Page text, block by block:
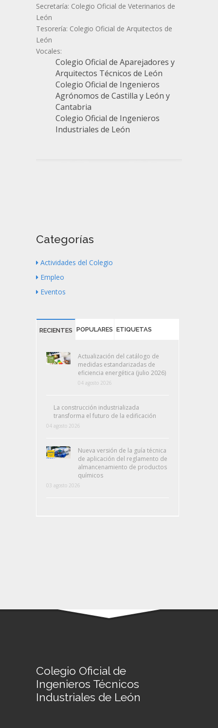
Secretaría: Colegio Oficial de Veterinarios de
León
Tesorería: Colegio Oficial de Arquitectos de
León
Vocales:
Colegio Oficial de Aparejadores y
Arquitectos Técnicos de León
Colegio Oficial de Ingenieros
Agrónomos de Castilla y León y
Cantabria
Colegio Oficial de Ingenieros
Industriales de León
Categorías
Actividades del Colegio
Empleo
Eventos
RECIENTES POPULARES ETIQUETAS
Actualización del catálogo de
medidas estandarizadas de
eficiencia energética (julio 2026)
04 agosto 2026
La construcción industrializada
transforma el futuro de la edificación
04 agosto 2026
Nueva versión de la guía técnica
de aplicación del reglamento de
almancenamiento de productos
químicos
03 agosto 2026
Colegio Oficial de
Ingenieros Técnicos
Industriales de León